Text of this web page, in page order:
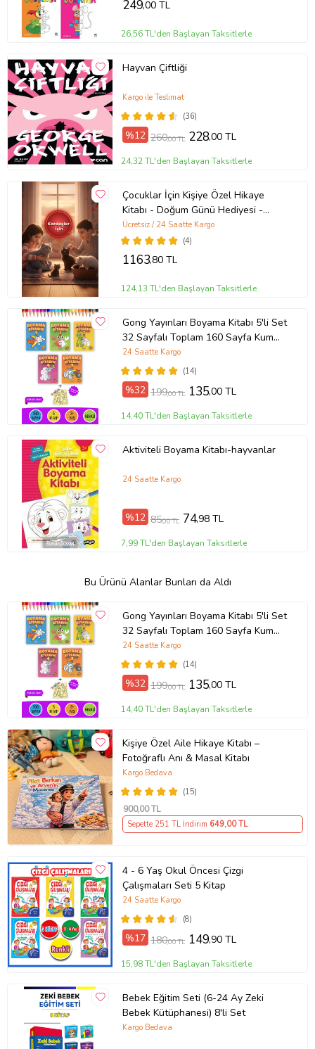
249,00 TL
26,56 TL'den Başlayan Taksitlerle
Hayvan Çiftliği
(36)
Kargo ile Teslimat
%12 260,00 TL 228,00 TL
24,32 TL'den Başlayan Taksitlerle
Çocuklar İçin Kişiye Özel Hikaye
Kitabı - Doğum Günü Hediyesi -
Okuma Hediyesi
(4)
Ücretsiz / 24 Saatte Kargo
1163,80 TL
124,13 TL'den Başlayan Taksitlerle
Gong Yayınları Boyama Kitabı 5'li Set
32 Sayfalı Toplam 160 Sayfa Kum
Boyama Hediyeli (Buz-Buz)
(14)
24 Saatte Kargo
%32 199,00 TL 135,00 TL
14,40 TL'den Başlayan Taksitlerle
Aktiviteli Boyama Kitabı-hayvanlar
24 Saatte Kargo
%12 85,00 TL 74,98 TL
7,99 TL'den Başlayan Taksitlerle
Bu Ürünü Alanlar Bunları da Aldı
Gong Yayınları Boyama Kitabı 5'li Set
32 Sayfalı Toplam 160 Sayfa Kum
Boyama Hediyeli (Buz-Buz)
(14)
24 Saatte Kargo
%32 199,00 TL 135,00 TL
14,40 TL'den Başlayan Taksitlerle
Kişiye Özel Aile Hikaye Kitabı –
Fotoğraflı Anı & Masal Kitabı
(15)
Kargo Bedava
900,00 TL
Sepette 251 TL İndirim 649,00 TL
4 - 6 Yaş Okul Öncesi Çizgi
Çalışmaları Seti 5 Kitap
(8)
24 Saatte Kargo
%17 180,00 TL 149,90 TL
15,98 TL'den Başlayan Taksitlerle
Bebek Eğitim Seti (6-24 Ay Zeki
Bebek Kütüphanesi) 8'li Set
Kargo Bedava